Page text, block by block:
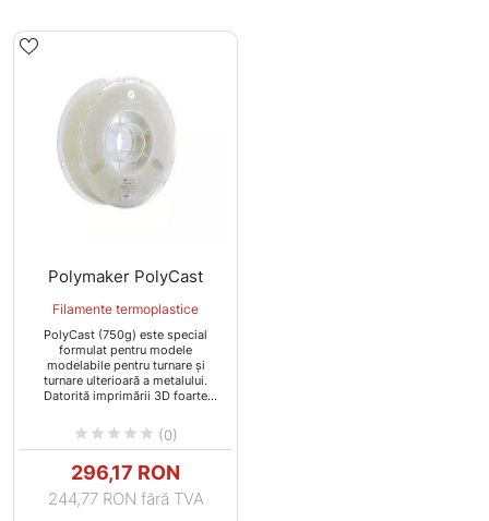
Polymaker PolyCast
Filamente termoplastice
PolyCast (750g) este special
formulat pentru modele
modelabile pentru turnare și
turnare ulterioară a metalului.
Datorită imprimării 3D foarte
înlocuiește preimpregnatele din
ceară utilizate în industrie.
     (0)
Pret
296,17 RON
244,77 RON fără TVA